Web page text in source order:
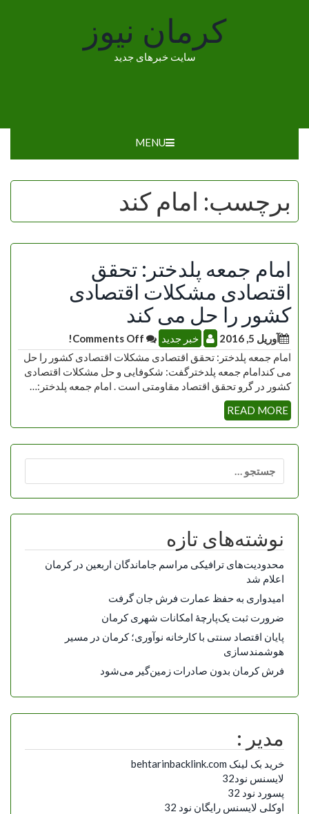
کرمان نیوز
سایت خبرهای جدید
MENU
برچسب: امام کند
امام جمعه پلدختر: تحقق
اقتصادی مشکلات اقتصادی
کشور را حل می کند
آوریل 5, 2016 خبر جدید
امام جمعه پلدختر: تحقق اقتصادی مشکلات اقتصادی کشور را حل
می کندامام جمعه پلدخترگفت: شکوفایی و حل مشکلات اقتصادی
کشور در گرو تحقق اقتصاد مقاومتی است . امام جمعه پلدختر:…
READ MORE
برای:
نوشته‌های تازه
محدودیت‌های ترافیکی مراسم جاماندگان اربعین در کرمان
اعلام شد
امیدواری به حفظ عمارت فرش جان گرفت
ضرورت ثبت یک‌پارچۀ امکانات شهری کرمان
پایان اقتصاد سنتی با کارخانه نوآوری؛ کرمان در مسیر
هوشمندسازی
فرش کرمان بدون صادرات زمین‌گیر می‌شود
مدیر :
خرید بک لینک behtarinbacklink.com
لایسنس نود32
پسورد نود 32
اوکلی لایسنس رایگان نود 32